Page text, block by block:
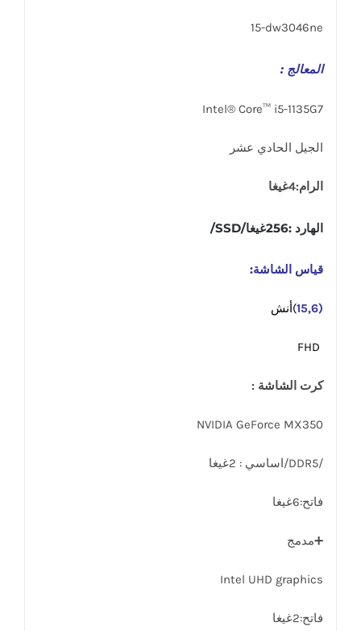
15-dw3046ne
المعالج :
Intel® Core™ i5-1135G7
الجيل الحادي عشر
الرام:4غيغا
الهارد :256غيغا/SSD/
قياس الشاشة:
(15,6 )أنش
كرت الشاشة :
NVIDIA GeForce MX350
/DDR5/اساسي : 2غيغا
فاتح:6غيغا
➕مدمج
Intel UHD graphics
فاتح:2غيغا